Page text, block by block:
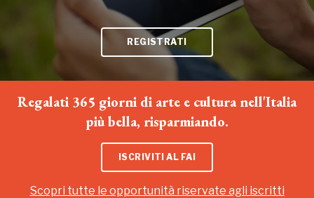
REGISTRATI
Regalati 365 giorni di arte e cultura nell'Italia
più bella, risparmiando.
ISCRIVITI AL FAI
Scopri tutte le opportunità riservate agli iscritti